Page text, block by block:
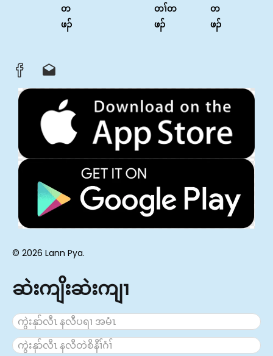
တ
ဖၣ်
တၢ်တ
ဖၣ်
တ
ဖၣ်
© 2026 Lann Pya.
ဆဲးကျိးဆဲးကျၢ